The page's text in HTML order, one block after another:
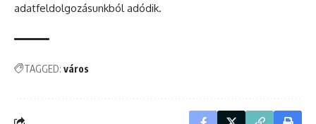
adatfeldolgozásunkból adódik.
TAGGED: város